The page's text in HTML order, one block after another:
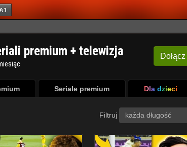
Dołącz
premium + telewizja
Seriale premium Dla dzieci
Filtruj każda długość